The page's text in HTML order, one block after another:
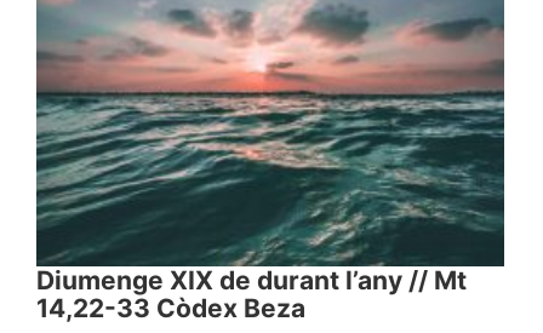
Diumenge XIX de durant l’any // Mt
14,22-33 Còdex Beza